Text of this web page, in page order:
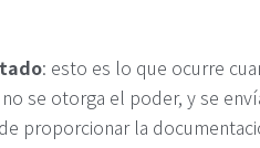
: esto es lo que ocurre
se otorga el poder, y se
proporcionar la